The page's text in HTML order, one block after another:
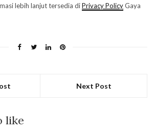
lebih lanjut tersedia diPrivacy PolicyGaya
Next Post
like